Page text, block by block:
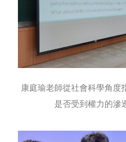
康庭瑜老師從社會科學角度
是否受到權力的滲